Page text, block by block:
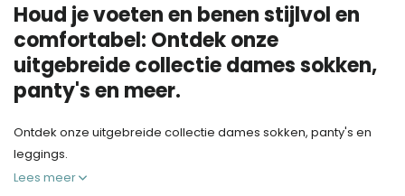
Houd je voeten en benen stijlvol en
comfortabel: Ontdek onze
uitgebreide collectie dames sokken,
panty's en meer.
Ontdek onze uitgebreide collectie dames sokken, panty's en
leggings.
Lees meer